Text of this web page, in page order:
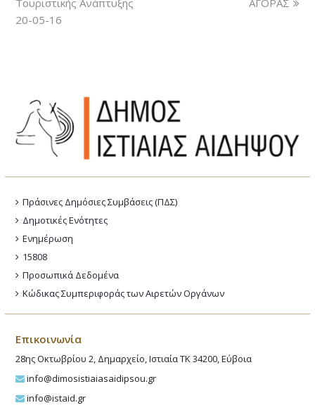
20-05-16
Πράσινες Δημόσιες Συμβάσεις (ΠΔΣ)
Δημοτικές Ενότητες
Ενημέρωση
15808
Προσωπικά Δεδομένα
Κώδικας Συμπεριφοράς των Αιρετών Οργάνων
Επικοινωνία
28ης Οκτωβρίου 2, Δημαρχείο, Ιστιαία ΤΚ 34200, Εύβοια
info@dimosistiaiasaidipsou.gr
info@istaid.gr